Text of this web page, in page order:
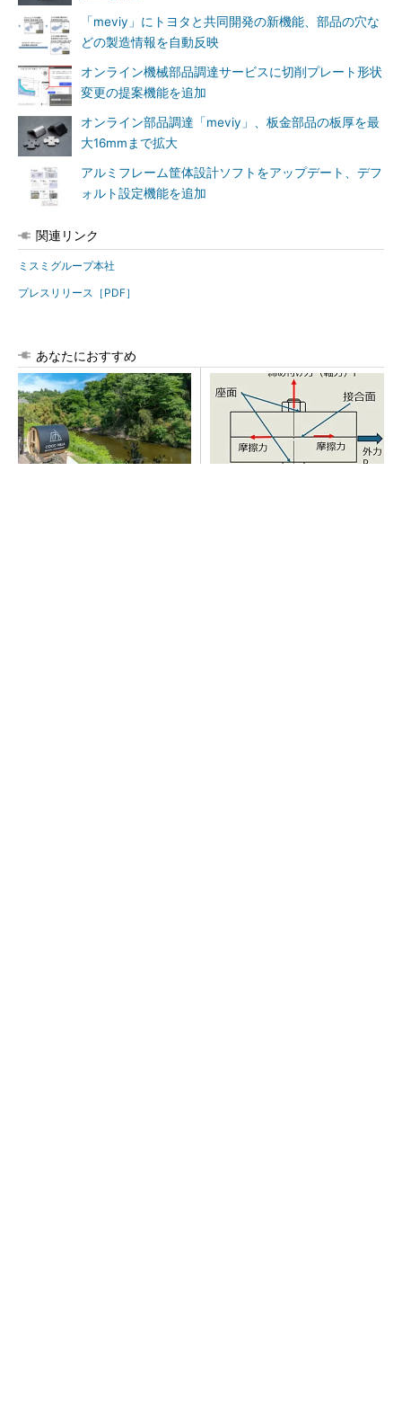
「meviy」にトヨタと共同開発の新機能、部品の穴な
どの製造情報を自動反映
オンライン機械部品調達サービスに切削プレート形状
変更の提案機能を追加
オンライン部品調達「meviy」、板金部品の板厚を最
大16mmまで拡大
アルミフレーム筐体設計ソフトをアップデート、デフ
ォルト設定機能を追加
関連リンク
ミスミグループ本社
プレスリリース［PDF］
あなたにおすすめ